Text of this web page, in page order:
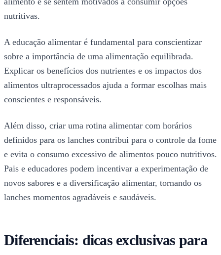
nutritivas.
A educação alimentar é fundamental para conscientizar
sobre a importância de uma alimentação equilibrada.
Explicar os benefícios dos nutrientes e os impactos dos
alimentos ultraprocessados ajuda a formar escolhas mais
conscientes e responsáveis.
Além disso, criar uma rotina alimentar com horários
definidos para os lanches contribui para o controle da fome
e evita o consumo excessivo de alimentos pouco nutritivos.
Pais e educadores podem incentivar a experimentação de
novos sabores e a diversificação alimentar, tornando os
lanches momentos agradáveis e saudáveis.
Diferenciais: dicas exclusivas para